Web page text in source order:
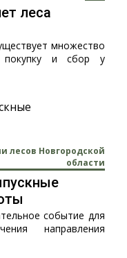
леса
множество
покупку и сбор у
лесов Новгородской
области
событие для
направления